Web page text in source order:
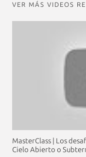
VER MÁS VIDEOS
MasterClass | Los
Cielo Abierto o